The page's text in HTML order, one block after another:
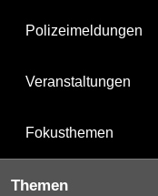
Polizeimeldungen
Veranstaltungen
Fokusthemen
Themen